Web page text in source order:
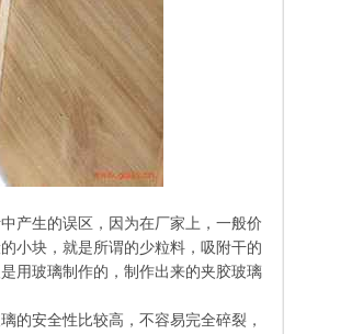
产生的误区，因为在厂家上，一般价
小块，就是所谓的少粒料，吸附干的
用玻璃制作的，制作出来的夹胶玻璃
的安全性比较高，不容易完全碎裂，